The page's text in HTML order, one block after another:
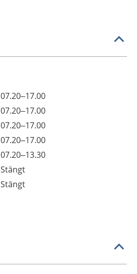
07.20–17.00
07.20–17.00
07.20–17.00
07.20–17.00
07.20–13.30
Stängt
Stängt